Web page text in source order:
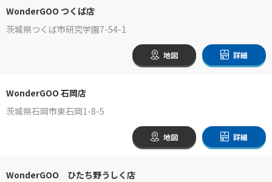
WonderGOO つくば店
茨城県つくば市研究学園7-54-1
地図 詳細
WonderGOO 石岡店
茨城県石岡市東石岡1-8-5
地図 詳細
WonderGOO ひたち野うしく店